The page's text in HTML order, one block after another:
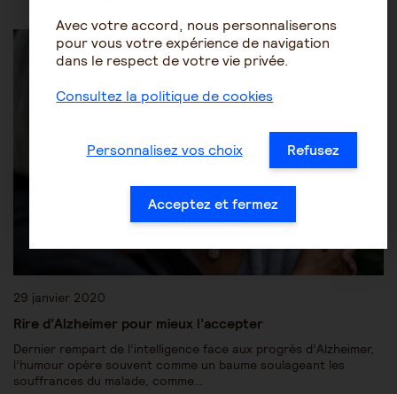
Les pathologies du vieillissement Alzheimer
29 janvier 2020
Rire d’Alzheimer pour mieux l’accepter
Dernier rempart de l’intelligence face aux progrès d’Alzheimer,
l’humour opère souvent comme un baume soulageant les
souffrances du malade, comme…
Avec votre accord, nous personnaliserons
pour vous votre expérience de navigation
dans le respect de votre vie privée.
Consultez la politique de cookies
Personnalisez vos choix Refusez
Acceptez et fermez